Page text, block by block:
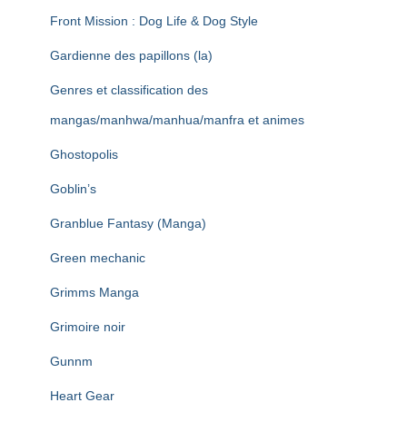
Front Mission : Dog Life & Dog Style
Gardienne des papillons (la)
Genres et classification des
mangas/manhwa/manhua/manfra et animes
Ghostopolis
Goblin’s
Granblue Fantasy (Manga)
Green mechanic
Grimms Manga
Grimoire noir
Gunnm
Heart Gear